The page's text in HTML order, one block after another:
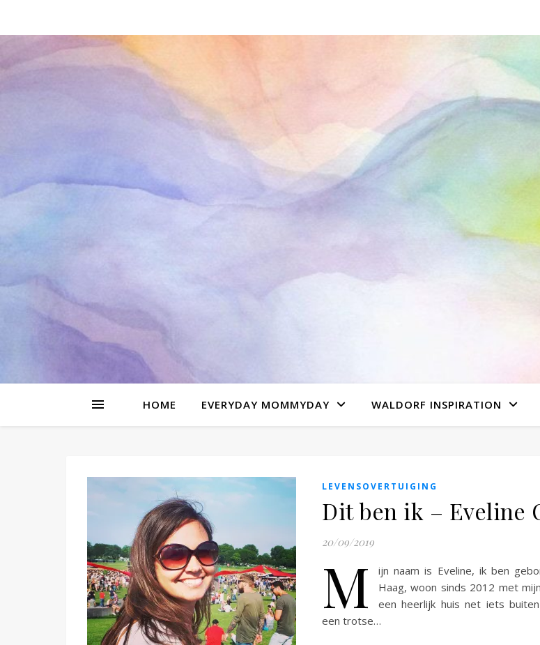
HOME EVERYDAY MOMMYDAY WALDORF INSPIRATION
LEVENSOVERTUIGING
Dit ben ik – Eveline
20/09/2019
M
ijn naam is Eveline, ik ben
Haag, woon sinds 2012 met
een heerlijk huis net iets
een trotse…